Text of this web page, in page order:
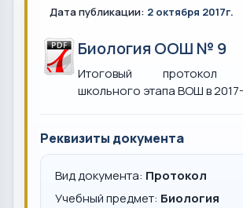
Дата публикации: 2 октября 2017г.
Биология ООШ № 9
Итоговый протокол
школьного этапа ВОШ в
Реквизиты документа
Вид документа: Протокол
Учебный предмет: Биология